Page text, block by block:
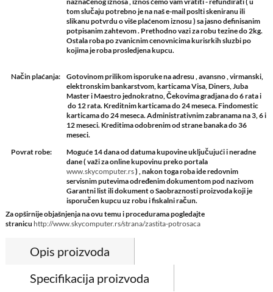
tom slučaju potrebno je na naš e-mail poslti skeniranu ili
slikanu potvrdu o više plaćenom iznosu ) sa jasno definisanim
potpisanim zahtevom . Prethodno vazi za robu tezine do 2kg.
Ostala roba po zvanicnim cenovnicima kurisrkih sluzbi po
kojima je roba prosledjena kupcu.
Način plaćanja:
Gotovinom prilikom isporuke na adresu , avansno , virmanski,
elektronskim bankarstvom, karticama Visa, Diners, Juba
Master i Maestro jednokratno, Čekovima gradjana do 6 rata i
do 12 rata. Kreditnim karticama do 24 meseca. Findomestic
karticama do 24 meseca. Administrativnim zabranama na 3, 6 i
12 meseci. Kreditima odobrenim od strane banaka do 36
meseci.
Povrat robe:
Moguće 14 dana od datuma kupovine uključujući i neradne
dane ( važi za online kupovinu preko portala
www.skycomputer.rs) , nakon toga roba ide redovnim
servisnim putevima određenim dokumentom pod nazivom
Garantni list ili dokument o Saobraznosti proizvoda koji je
isporučen kupcu uz robu i fiskalni račun.
Za opširnije objašnjenja na ovu temu i procedurama pogledajte
stranicu http://www.skycomputer.rs/strana/zastita-potrosaca
Opis proizvoda
Specifikacija proizvoda